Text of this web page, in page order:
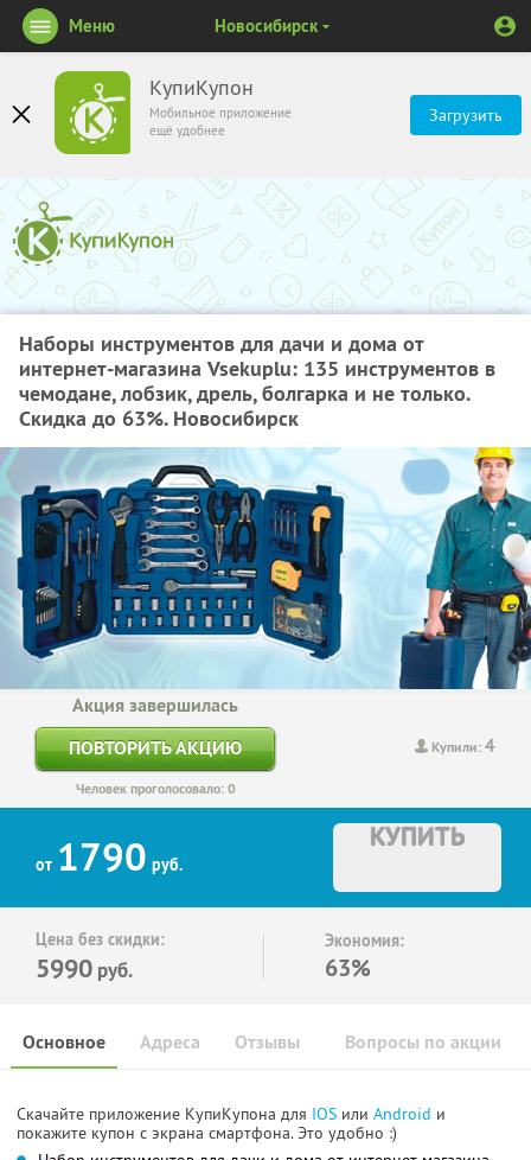
КупиКупон
Мобильное приложение
ещё удобнее
Загрузить
Меню Новосибирск
Наборы инструментов для дачи и дома от
интернет-магазина Vsekuplu: 135 инструментов в
чемодане, лобзик, дрель, болгарка и не только.
Скидка до 63%. Новосибирск
Купили:4
Акция завершилась
ПОВТОРИТЬ АКЦИЮ
Человек проголосовало: 0
от 1790 руб.
КУПИТЬ
Цена без скидки:
5990 руб.
Экономия:
63%
Основное Отзывы Вопросы по акции
Адреса
Скачайте приложение КупиКупона для IOS или Android и
покажите купон с экрана смартфона. Это удобно :)